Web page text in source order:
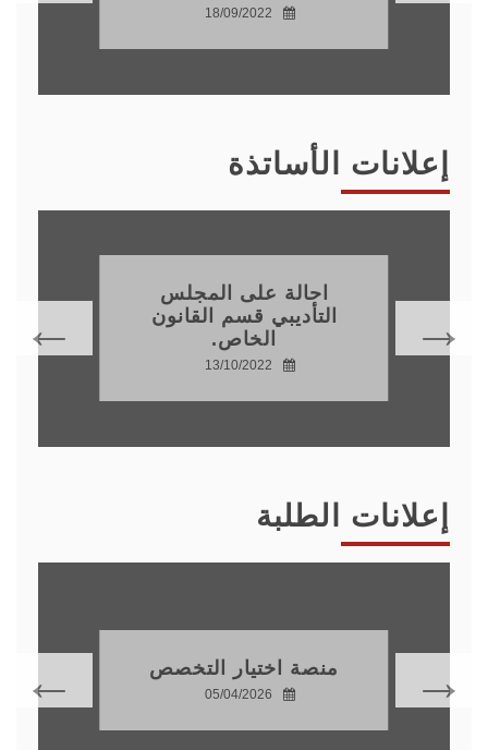
18/09/2022
إعلانات الأساتذة
احالة على المجلس
التأديبي قسم القانون
الخاص.
13/10/2022
إعلانات الطلبة
منصة اختيار التخصص
05/04/2026